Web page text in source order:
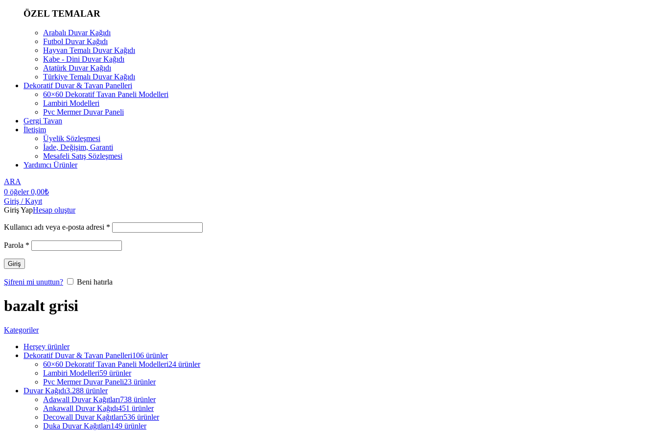
ÖZEL TEMALAR
Arabalı Duvar Kağıdı
Futbol Duvar Kağıdı
Hayvan Temalı Duvar Kağıdı
Kabe - Dini Duvar Kağıdı
Atatürk Duvar Kağıdı
Türkiye Temalı Duvar Kağıdı
Dekoratif Duvar & Tavan Panelleri
60×60 Dekoratif Tavan Paneli Modelleri
Lambiri Modelleri
Pvc Mermer Duvar Paneli
Gergi Tavan
İletişim
Üyelik Sözleşmesi
İade, Değişim, Garanti
Mesafeli Satış Sözleşmesi
Yardımcı Ürünler
ARA
0 öğeler 0,00₺
Giriş / Kayıt
Giriş YapHesap oluştur
Kullanıcı adı veya e-posta adresi *
Parola *
Giriş
Şifreni mi unuttun? Beni hatırla
bazalt grisi
Kategoriler
Herşey ürünler
Dekoratif Duvar & Tavan Panelleri106 ürünler
60×60 Dekoratif Tavan Paneli Modelleri24 ürünler
Lambiri Modelleri59 ürünler
Pvc Mermer Duvar Paneli23 ürünler
Duvar Kağıdı3.288 ürünler
Adawall Duvar Kağıtları738 ürünler
Ankawall Duvar Kağıdı451 ürünler
Decowall Duvar Kağıtları536 ürünler
Duka Duvar Kağıtları149 ürünler